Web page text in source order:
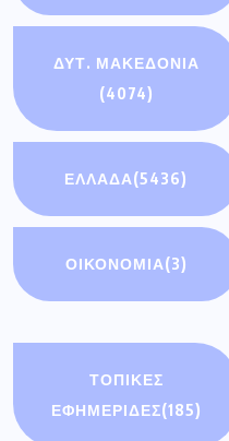
ΔΥΤ. ΜΑΚΕΔΟΝΙΑ
(4074)
ΕΛΛΑΔΑ(5436)
ΟΙΚΟΝΟΜΊΑ(3)
ΤΟΠΙΚΕΣ
ΕΦΗΜΕΡΙΔΕΣ(185)